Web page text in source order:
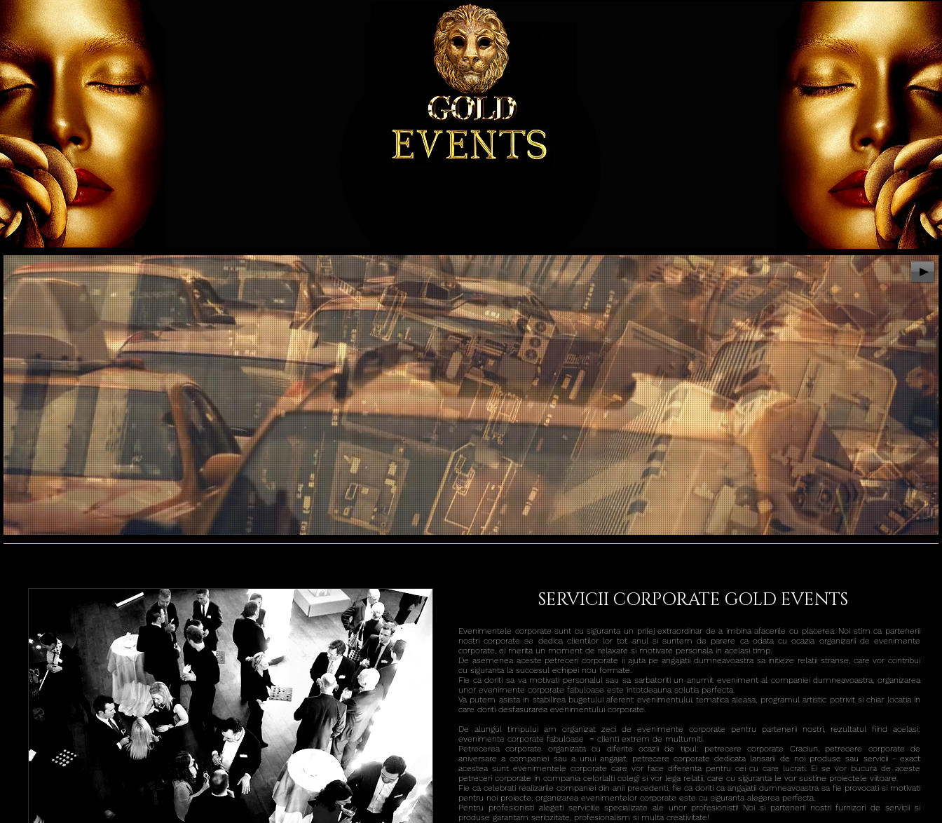
SERVICII CORPORATE GOLD EVENTS
Evenimentele corporate sunt cu siguranta un prilej extraordinar de a imbina afacerile cu placerea. Noi stim ca partenerii
nostri corporate se dedica clientilor lor tot anul si suntem de parere ca odata cu ocazia organizarii de evenimente
corporate, ei merita un moment de relaxare si motivare personala in acelasi timp.
De asemenea aceste petreceri corporate ii ajuta pe angajatii dumneavoastra sa initieze relatii stranse, care vor contribui
cu siguranta la succesul echipei nou formate.
Fie ca doriti sa va motivati personalul sau sa sarbatoriti un anumit eveniment al companiei dumneavoastra, organizarea
unor evenimente corporate fabuloase este intotdeauna solutia perfecta.
Va putem asista in stabilirea bugetului aferent evenimentului, tematica aleasa, programul artistic potrivit si chiar locatia in
care doriti desfasurarea evenimentului corporate.
De alungul timpului am organizat zeci de evenimente corporate pentru partenerii nostri, rezultatul fiind acelasi:
evenimente corporate fabuloase = clienti extrem de multumiti.
Petrecerea corporate organizata cu diferite ocazii de tipul: petrecere corporate Craciun, petrecere corporate de
aniversare a companiei sau a unui angajat, petrecere corporate dedicata lansarii de noi produse sau servicii - exact
acestea sunt evenimentele corporate care vor face diferenta pentru cei cu care lucrati. Ei se vor bucura de aceste
petreceri corporate in compania celorlalti colegi si vor lega relatii, care cu siguranta le vor sustine proiectele viitoare.
Fie ca celebrati realizarile companiei din anii precedenti, fie ca doriti ca angajatii dumneavoastra sa fie provocati si motivati
pentru noi proiecte, organizarea evenimentelor corporate este cu siguranta alegerea perfecta.
Pentru profesionisti alegeti serviciile specializate ale unor profesionisti! Noi si partenerii nostri furnizori de servicii si
produse garantam seriozitate, profesionalism si multa creativitate!